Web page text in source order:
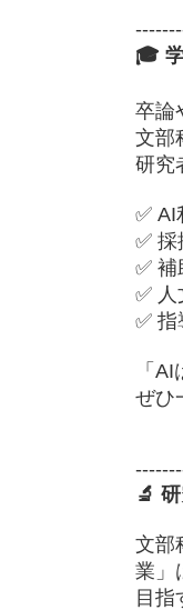
🎓
卒論
文部
研究
✅
✅
✅
✅
✅
「
ぜひ
🔬
文部
業」
目指